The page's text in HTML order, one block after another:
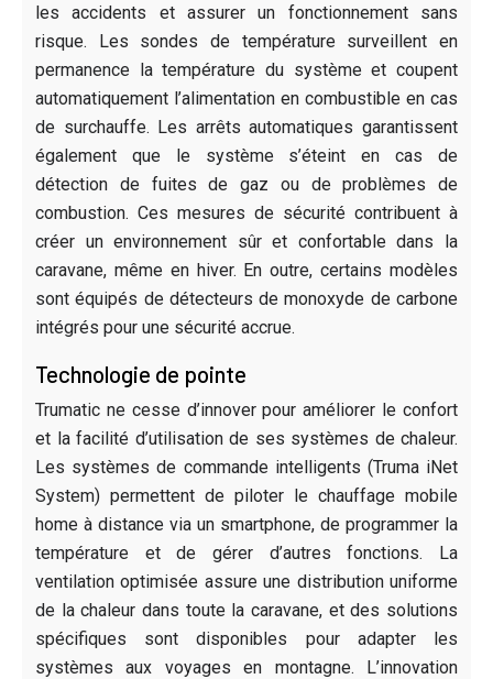
les accidents et assurer un fonctionnement sans
risque. Les sondes de température surveillent en
permanence la température du système et coupent
automatiquement l’alimentation en combustible en cas
de surchauffe. Les arrêts automatiques garantissent
également que le système s’éteint en cas de
détection de fuites de gaz ou de problèmes de
combustion. Ces mesures de sécurité contribuent à
créer un environnement sûr et confortable dans la
caravane, même en hiver. En outre, certains modèles
sont équipés de détecteurs de monoxyde de carbone
intégrés pour une sécurité accrue.
Technologie de pointe
Trumatic ne cesse d’innover pour améliorer le confort
et la facilité d’utilisation de ses systèmes de chaleur.
Les systèmes de commande intelligents (Truma iNet
System) permettent de piloter le chauffage mobile
home à distance via un smartphone, de programmer la
température et de gérer d’autres fonctions. La
ventilation optimisée assure une distribution uniforme
de la chaleur dans toute la caravane, et des solutions
spécifiques sont disponibles pour adapter les
systèmes aux voyages en montagne. L’innovation